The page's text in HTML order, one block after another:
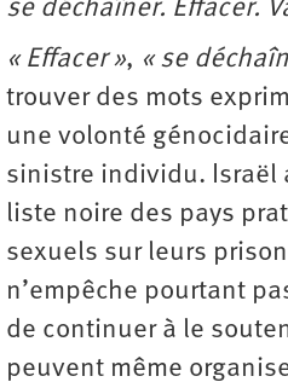
se déchaîner. Effacer.
« Effacer », « se
trouver des mots
une volonté
sinistre individu. Israël
liste noire des pays
sexuels sur leurs
n’empêche pourtant
de continuer à le
peuvent même